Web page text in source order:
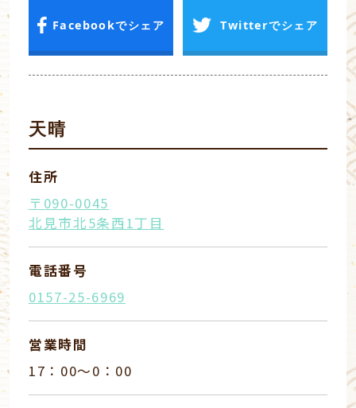
Facebookでシェア Twitterでシェア
天晴
住所
〒090-0045
北見市北5条西1丁目
電話番号
0157-25-6969
営業時間
17：00～0：00